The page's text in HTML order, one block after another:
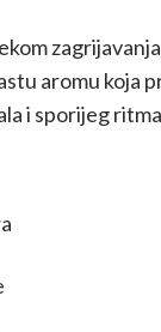
aromu koja
i sporijeg